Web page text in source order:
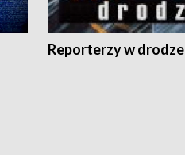
Reporterzy w drodze